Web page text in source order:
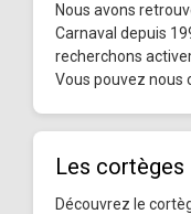
Nous avons
Carnaval depuis
recherchons
Vous pouvez nous
Les cortèges
Découvrez le